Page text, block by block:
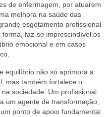
de enfermagem, por atuarem
melhora na saúde das
esgotamento profissional
faz-se imprescindível os
emocional e em casos
equilíbrio não só aprimora a
mas também fortalece o
sociedade. Um profissional
um agente de transformação,
ponto de apoio fundamental